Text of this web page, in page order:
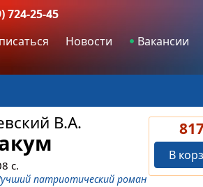
724-25-45
Новости Вакансии
В
В.А.
с.
патриотический роман